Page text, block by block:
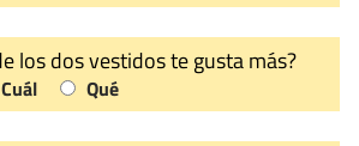
los dos vestidos te gusta más?
Cuál Qué